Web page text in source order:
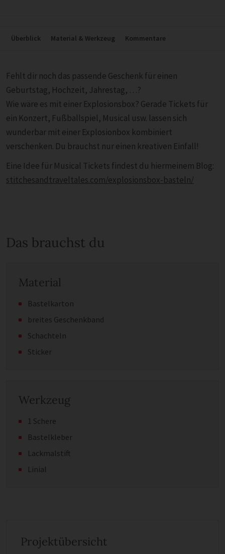
Überblick Material & Werkzeug Kommentare
Fehlt dir noch das passende Geschenk für einen
Geburtstag, Hochzeit, Jahrestag, …?
Wie wäre es mit einer Explosionsbox? Gerade Tickets für
ein Konzert, Fußballspiel, Musical usw. lassen sich
wunderbar mit einer Explosionbox kombiniert
verschenken. Du brauchst nur einen kreativen Einfall!
Eine Idee für Musical Tickets findest du hiermeinem Blog:
stitchesandtraveltales.com/explosionsbox-basteln/
Das brauchst du
Material
Bastelkarton
breites Geschenkband
Schachteln
Sticker
Werkzeug
1 Schere
Bastelkleber
Lackmalstift
Linial
Projektübersicht